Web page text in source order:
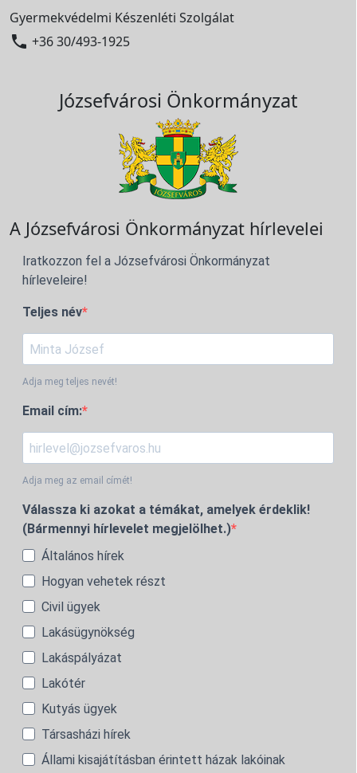
Gyermekvédelmi Készenléti Szolgálat
 +36 30/493-1925
Józsefvárosi Önkormányzat
A Józsefvárosi Önkormányzat hírlevelei
Iratkozzon fel a Józsefvárosi Önkormányzat
hírleveleire!
Teljes név
Adja meg teljes nevét!
Email cím:
Adja meg az email címét!
Válassza ki azokat a témákat, amelyek érdeklik!
(Bármennyi hírlevelet megjelölhet.)
Általános hírek
Hogyan vehetek részt
Civil ügyek
Lakásügynökség
Lakáspályázat
Lakótér
Kutyás ügyek
Társasházi hírek
Állami kisajátításban érintett házak lakóinak